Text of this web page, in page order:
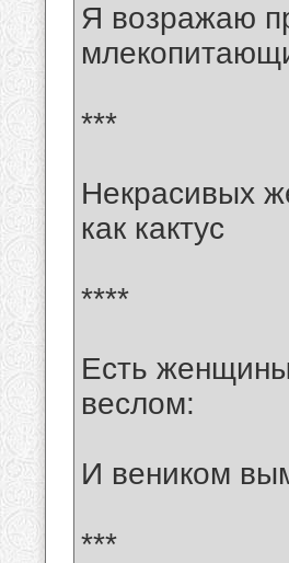
Я возражаю
***
Некрасивых
как кактус
****
Есть
веслом:
И веником
***